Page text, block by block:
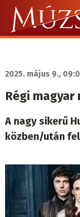
Ugrás
tartalomra
Múzsa.sk
navigáció
2025. május 9.,
Régi magyar
A nagy sikerű
közben/után